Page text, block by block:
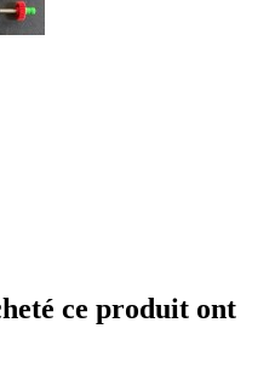
ce produit ont